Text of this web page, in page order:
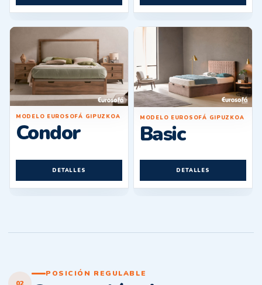
MODELO EUROSOFÁ GIPUZKOA
Condor
DETALLES
MODELO EUROSOFÁ GIPUZKOA
Basic
DETALLES
02
POSICIÓN REGULABLE